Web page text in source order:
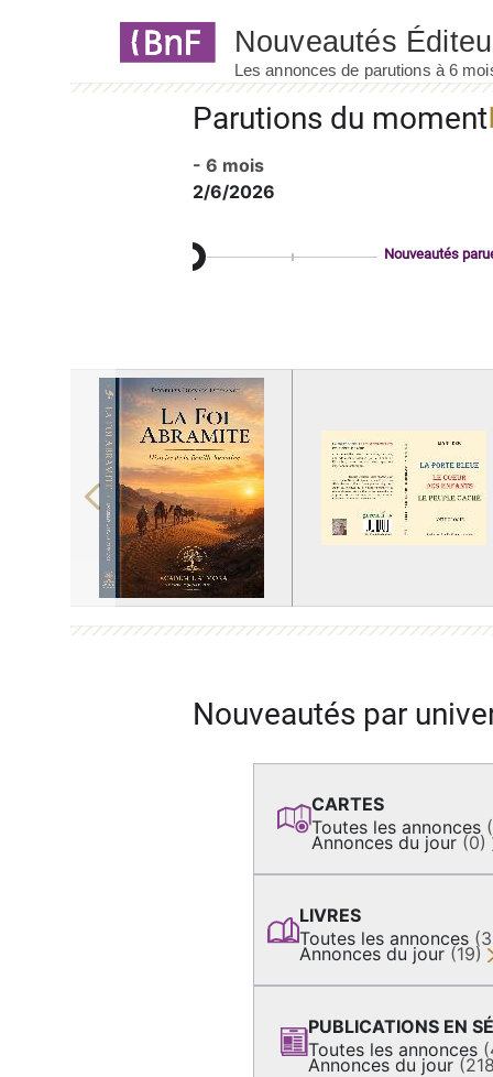
Parutions du moment
- 6 mois
2/6/2026
Nouveautés
Previous
Nouveautés par
CARTES
Toutes les annonces
Annonces du jour (0)
LIVRES
Toutes les annonces
Annonces du jour (19)
PUBLICATIONS EN
Toutes les annonces
Annonces du jour